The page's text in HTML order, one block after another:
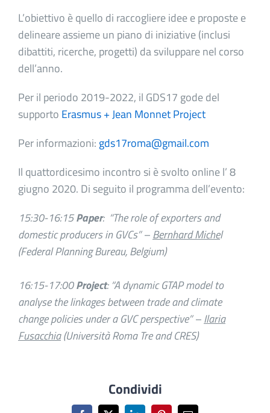
L’obiettivo è quello di raccogliere idee e proposte e
delineare assieme un piano di iniziative (inclusi
dibattiti, ricerche, progetti) da sviluppare nel corso
dell’anno.
Per il periodo 2019-2022, il GDS17 gode del
supporto Erasmus + Jean Monnet Project
Per informazioni: gds17roma@gmail.com
Il quattordicesimo incontro si è svolto online l’ 8
giugno 2020. Di seguito il programma dell’evento:
15:30-16:15Paper: “The role of exporters and
domestic producers in GVCs” –Bernhard Michel
(Federal Planning Bureau, Belgium)
16:15-17:00Project: “A dynamic GTAP model to
analyse the linkages between trade and climate
change policies under a GVC perspective” –Ilaria
Fusacchia(Università Roma Tre and CRES)
Condividi